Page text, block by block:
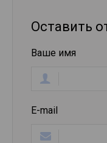
Оставить
Ваше имя
E-mail